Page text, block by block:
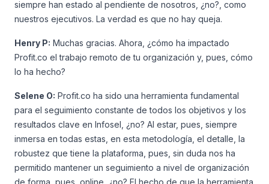
siempre han estado al pendiente de nosotros, ¿no?, como
nuestros ejecutivos. La verdad es que no hay queja.
Henry P: Muchas gracias. Ahora, ¿cómo ha impactado
Profit.co el trabajo remoto de tu organización y, pues, cómo
lo ha hecho?
Selene O: Profit.co ha sido una herramienta fundamental
para el seguimiento constante de todos los objetivos y los
resultados clave en Infosel, ¿no? Al estar, pues, siempre
inmersa en todas estas, en esta metodología, el detalle, la
robustez que tiene la plataforma, pues, sin duda nos ha
permitido mantener un seguimiento a nivel de organización
de forma, pues, online, ¿no? El hecho de que la herramienta